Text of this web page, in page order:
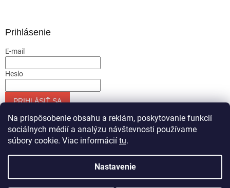
Na prispôsobenie obsahu a reklám, poskytovanie funkcií
sociálnych médií a analýzu návštevnosti používame
súbory cookie. Viac informácií tu.
Nastavenie
Prihlásenie
E-mail
Heslo
PRIHLÁSIŤ SA
Nová registráciaZabudnuté heslo